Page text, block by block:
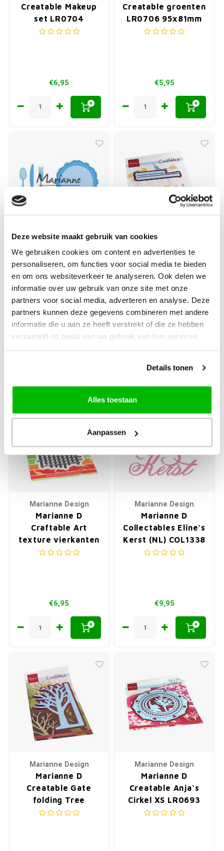
Deze website maakt gebruik van cookies
We gebruiken cookies om content en advertenties te
personaliseren, om functies voor social media te bieden
en om ons websiteverkeer te analyseren. Ook delen we
informatie over uw gebruik van onze site met onze
partners voor social media, adverteren en analyse. Deze
partners kunnen deze gegevens combineren met andere
informatie die u aan ze heeft verstrekt of die ze hebben
verzameld op basis van uw gebruik van hun services.
Details tonen
Alles toestaan
Aanpassen
Creatable Makeup
set LR0704
110x160mm (03-21)
€6,95
+
Creatable groenten
LR0706 95x81mm
(04-21)
€5,95
+
Marianne Design
Marianne D
Creatable Diner set
LR0566 60x60mm
- 6x52,5mm
€7,95
Marianne D
Creatable Bloemen
display LR0695
110x160mm (01-21)
Marianne Design
Marianne D
Craftable Art
texture vierkanten
CR1533 80x160mm
€6,95
+
Marianne Design
Marianne D
Collectables Eline‘s
Kerst (NL) COL1338
€9,95
+
Marianne Design
Marianne D
Creatable Gate
folding Tree
LR0678 90x200
Marianne Design
Marianne D
Creatable Anja‘s
Cirkel XS LR0693
130x160mm (01-21)